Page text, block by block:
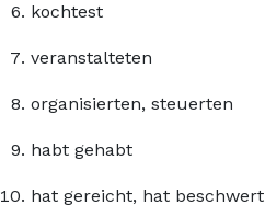
kochtest
veranstalteten
organisierten, steuerten
habt gehabt
hat gereicht, hat beschwert